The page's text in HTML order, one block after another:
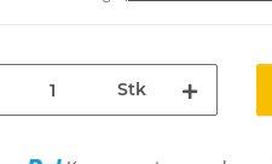
Stk